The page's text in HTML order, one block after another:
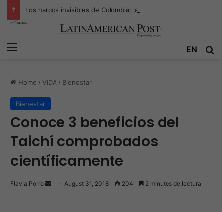
EN
Home / VIDA / Bienestar
Bienestar
Conoce 3 beneficios del
Taichí comprobados
científicamente
Flavia Porro August 31, 2018 204 2 minutos de lectura